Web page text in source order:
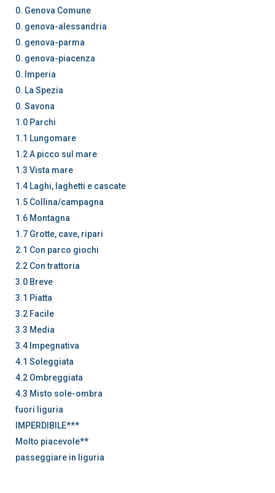
0. Genova Comune
0. genova-alessandria
0. genova-parma
0. genova-piacenza
0. Imperia
0. La Spezia
0. Savona
1.0 Parchi
1.1 Lungomare
1.2 A picco sul mare
1.3 Vista mare
1.4 Laghi, laghetti e cascate
1.5 Collina/campagna
1.6 Montagna
1.7 Grotte, cave, ripari
2.1 Con parco giochi
2.2 Con trattoria
3.0 Breve
3.1 Piatta
3.2 Facile
3.3 Media
3.4 Impegnativa
4.1 Soleggiata
4.2 Ombreggiata
4.3 Misto sole-ombra
fuori liguria
IMPERDIBILE***
Molto piacevole**
passeggiare in liguria